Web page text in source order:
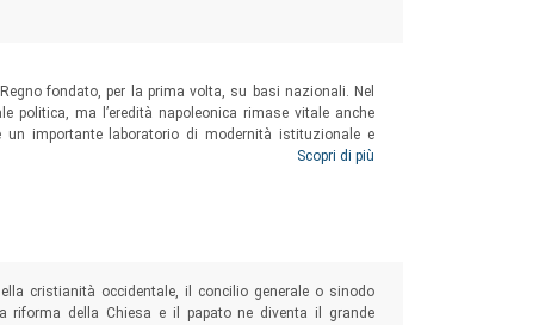
fondato, per la prima volta, su basi nazionali. Nel
ma l’eredità napoleonica rimase vitale anche
un importante laboratorio di modernità istituzionale e
inediti di un’epoca fondamentale per la storia di tutto il
bilancio storiografico.
Scopri di più
cristianità occidentale, il concilio generale o sinodo
riforma della Chiesa e il papato ne diventa il grande